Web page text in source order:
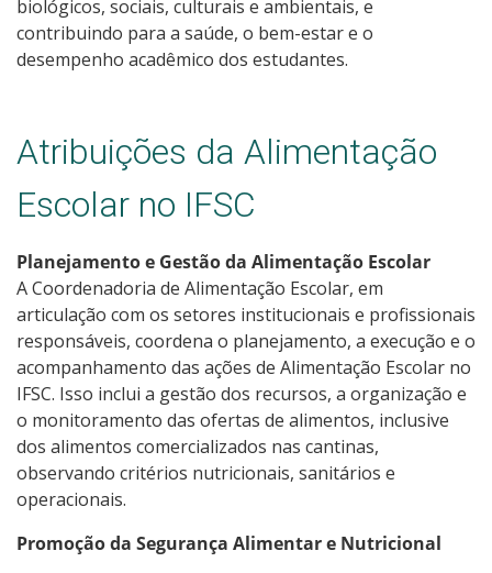
biológicos, sociais, culturais e ambientais, e
contribuindo para a saúde, o bem-estar e o
desempenho acadêmico dos estudantes.
Atribuições da Alimentação
Escolar no IFSC
Planejamento e Gestão da Alimentação Escolar
A Coordenadoria de Alimentação Escolar, em
articulação com os setores institucionais e profissionais
responsáveis, coordena o planejamento, a execução e o
acompanhamento das ações de Alimentação Escolar no
IFSC. Isso inclui a gestão dos recursos, a organização e
o monitoramento das ofertas de alimentos, inclusive
dos alimentos comercializados nas cantinas,
observando critérios nutricionais, sanitários e
operacionais.
Promoção da Segurança Alimentar e Nutricional